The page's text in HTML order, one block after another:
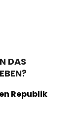
DAS
Republik